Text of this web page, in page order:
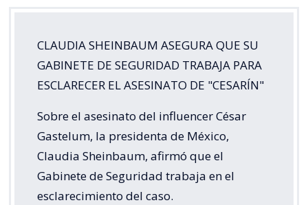
CLAUDIA SHEINBAUM ASEGURA QUE SU
GABINETE DE SEGURIDAD TRABAJA PARA
ESCLARECER EL ASESINATO DE "CESARÍN"
Sobre el asesinato del influencer César
Gastelum, la presidenta de México,
Claudia Sheinbaum, afirmó que el
Gabinete de Seguridad trabaja en el
esclarecimiento del caso.